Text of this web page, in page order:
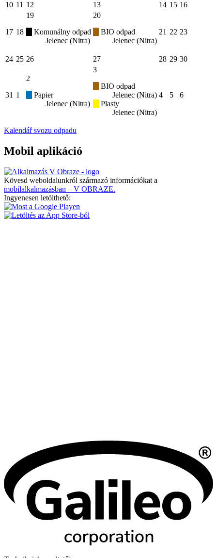
10 11 12 13 14 15 16
17 18
19
Komunálny odpad
Jelenec (Nitra)
20
BIO odpad
Jelenec (Nitra)
21 22 23
24 25 26 27 28 29 30
31 1
2
Papier
Jelenec (Nitra)
3
BIO odpad
Jelenec (Nitra)
Plasty
Jelenec (Nitra)
4 5 6
Kalendář svozu odpadu
Mobil aplikáció
Kövesd weboldalunkról származó információkat a
mobilalkalmazásban – V OBRAZE.
Ingyenesen letölthető: